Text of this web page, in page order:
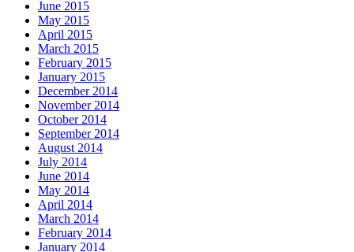
June 2015
May 2015
April 2015
March 2015
February 2015
January 2015
December 2014
November 2014
October 2014
September 2014
August 2014
July 2014
June 2014
May 2014
April 2014
March 2014
February 2014
January 2014